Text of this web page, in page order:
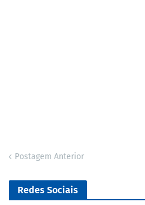
Postagem Anterior
Redes Sociais